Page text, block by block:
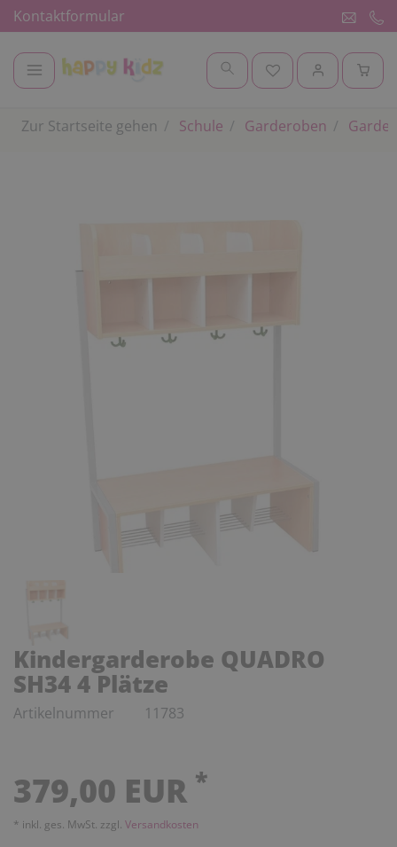
Kontaktformular
Zur Startseite gehen Schule Garderoben
Kindergarderobe QUADRO
SH34 4 Plätze
Artikelnummer 11783
379,00 EUR *
* inkl. ges. MwSt. zzgl. Versandkosten